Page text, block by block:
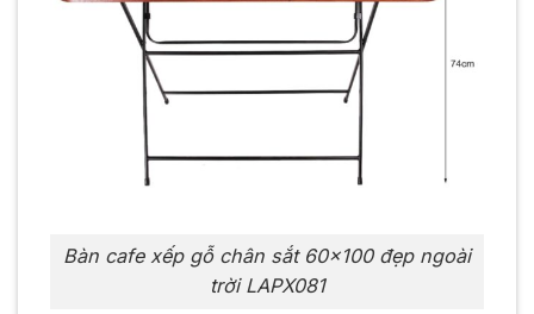
Bàn cafe xếp gỗ chân sắt 60×100 đẹp ngoài
trời LAPX081